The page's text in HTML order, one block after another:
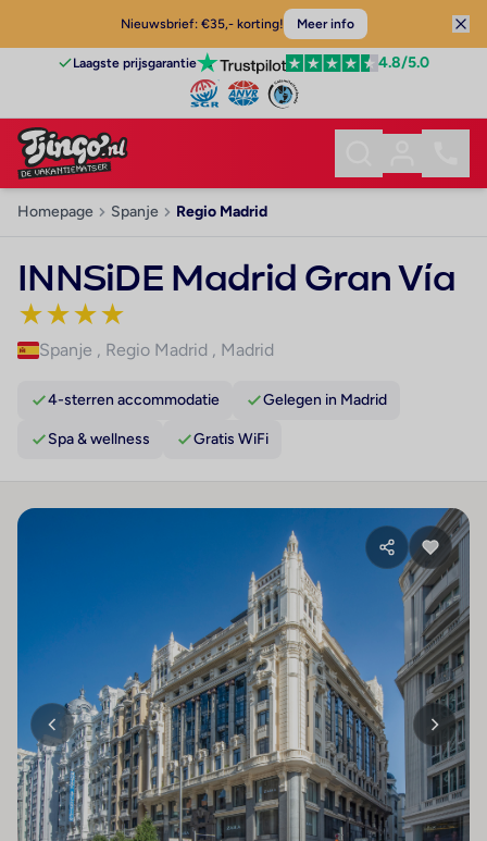
Nieuwsbrief: €35,- korting! Meer info
Laagste prijsgarantie 4.8/5.0
Homepage Spanje Regio Madrid
INNSiDE Madrid Gran Vía
★★★★
Spanje , Regio Madrid , Madrid
4-sterren accommodatie Gelegen in Madrid
Spa & wellness Gratis WiFi